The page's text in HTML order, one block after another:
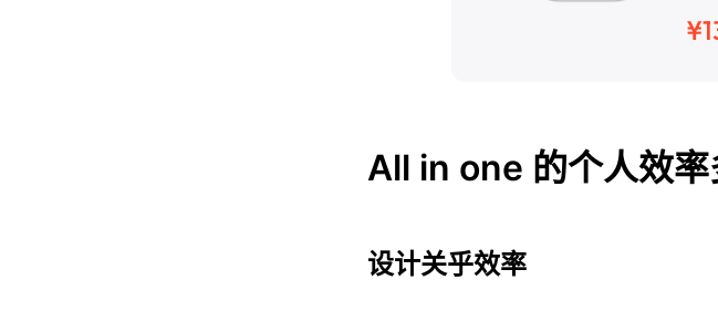
All in one 的个人效率
设计关乎效率